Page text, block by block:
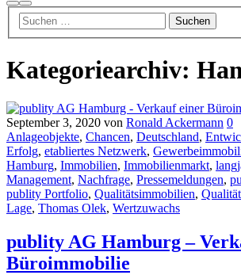
Suchen
Hauptmenü
Kategoriearchiv:
September 3, 2020 von Ronald Ackermann 0
Anlageobjekte, Chancen, Deutschland,
Erfolg, etabliertes Netzwerk,
Hamburg, Immobilien, Immobilienmarkt,
Management, Nachfrage, Pressemeldungen,
publity Portfolio, Qualitätsimmobilien,
Lage, Thomas Olek, Wertzuwachs
publity AG Hamburg –
Büroimmobilie